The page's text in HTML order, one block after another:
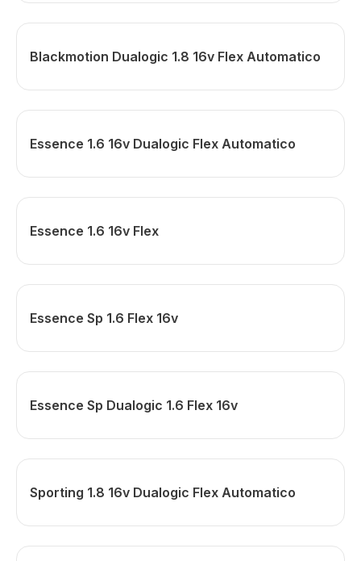
Blackmotion Dualogic 1.8 16v Flex Automatico
Essence 1.6 16v Dualogic Flex Automatico
Essence 1.6 16v Flex
Essence Sp 1.6 Flex 16v
Essence Sp Dualogic 1.6 Flex 16v
Sporting 1.8 16v Dualogic Flex Automatico